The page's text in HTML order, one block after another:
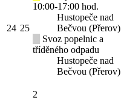
24 25
10:00-17:00 hod.
Hustopeče nad
Bečvou (Přerov)
Svoz popelnic a
tříděného odpadu
Hustopeče nad
Bečvou (Přerov)
2